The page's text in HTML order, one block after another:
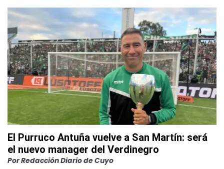
El Purruco Antuña vuelve a San Martín: será
el nuevo manager del Verdinegro
PorRedacción Diario de Cuyo